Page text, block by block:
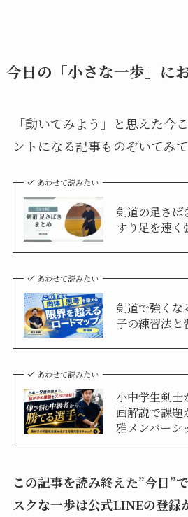
今日の「小さな一歩」に
「動いてみよう」と思えた今
ントになる記事ものぞいてみて
あわせて読みたい
剣道の足さば
すり足を速く
あわせて読みたい
剣道で強くな
子の練習法と
あわせて読みたい
小中学生剣士
画解説で課題
雅メンバーシ
この記事を読み終えた”今日”
スクな一歩は公式LINEの登録